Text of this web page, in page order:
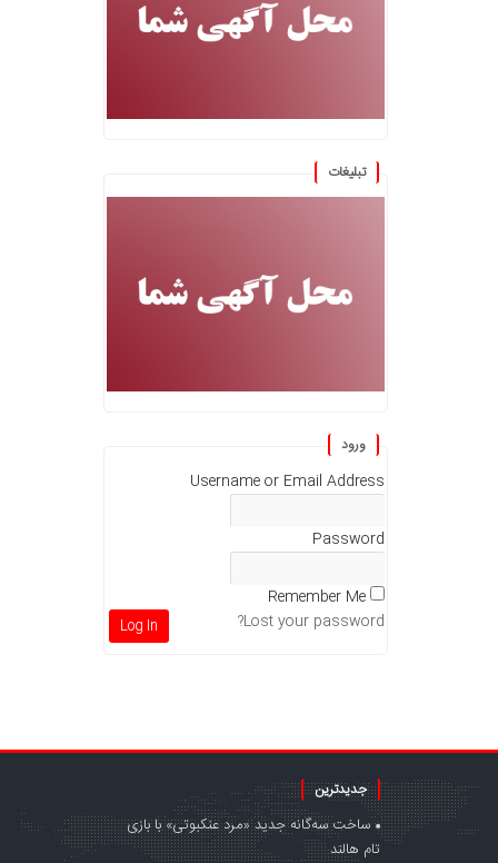
تبلیغات
ورود
Username or Email Address
Password
Lost your password?
جدیدترین
ساخت سه‌گانه جدید «مرد عنکبوتی» با بازی
تام هالند